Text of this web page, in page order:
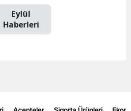
Eylül
Haberleri